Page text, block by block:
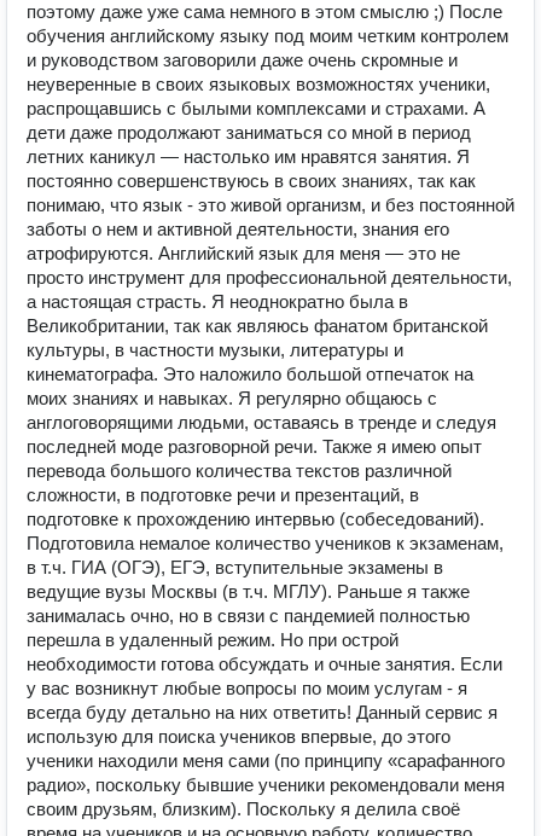
поэтому даже уже сама немного в этом смыслю ;) После
обучения английскому языку под моим четким контролем
и руководством заговорили даже очень скромные и
неуверенные в своих языковых возможностях ученики,
распрощавшись с былыми комплексами и страхами. А
дети даже продолжают заниматься со мной в период
летних каникул — настолько им нравятся занятия. Я
постоянно совершенствуюсь в своих знаниях, так как
понимаю, что язык - это живой организм, и без постоянной
заботы о нем и активной деятельности, знания его
атрофируются. Английский язык для меня — это не
просто инструмент для профессиональной деятельности,
а настоящая страсть. Я неоднократно была в
Великобритании, так как являюсь фанатом британской
культуры, в частности музыки, литературы и
кинематографа. Это наложило большой отпечаток на
моих знаниях и навыках. Я регулярно общаюсь с
англоговорящими людьми, оставаясь в тренде и следуя
последней моде разговорной речи. Также я имею опыт
перевода большого количества текстов различной
сложности, в подготовке речи и презентаций, в
подготовке к прохождению интервью (собеседований).
Подготовила немалое количество учеников к экзаменам,
в т.ч. ГИА (ОГЭ), ЕГЭ, вступительные экзамены в
ведущие вузы Москвы (в т.ч. МГЛУ). Раньше я также
занималась очно, но в связи с пандемией полностью
перешла в удаленный режим. Но при острой
необходимости готова обсуждать и очные занятия. Если
у вас возникнут любые вопросы по моим услугам - я
всегда буду детально на них ответить! Данный сервис я
использую для поиска учеников впервые, до этого
ученики находили меня сами (по принципу «сарафанного
радио», поскольку бывшие ученики рекомендовали меня
своим друзьям, близким). Поскольку я делила своё